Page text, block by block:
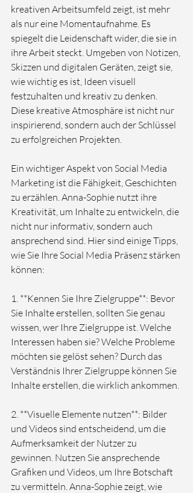
kreativen Arbeitsumfeld zeigt, ist mehr
als nur eine Momentaufnahme. Es
spiegelt die Leidenschaft wider, die sie in
ihre Arbeit steckt. Umgeben von Notizen,
Skizzen und digitalen Geräten, zeigt sie,
wie wichtig es ist, Ideen visuell
festzuhalten und kreativ zu denken.
Diese kreative Atmosphäre ist nicht nur
inspirierend, sondern auch der Schlüssel
zu erfolgreichen Projekten.
Ein wichtiger Aspekt von Social Media
Marketing ist die Fähigkeit, Geschichten
zu erzählen. Anna-Sophie nutzt ihre
Kreativität, um Inhalte zu entwickeln, die
nicht nur informativ, sondern auch
ansprechend sind. Hier sind einige Tipps,
wie Sie Ihre Social Media Präsenz stärken
können:
1. **Kennen Sie Ihre Zielgruppe**: Bevor
Sie Inhalte erstellen, sollten Sie genau
wissen, wer Ihre Zielgruppe ist. Welche
Interessen haben sie? Welche Probleme
möchten sie gelöst sehen? Durch das
Verständnis Ihrer Zielgruppe können Sie
Inhalte erstellen, die wirklich ankommen.
2. **Visuelle Elemente nutzen**: Bilder
und Videos sind entscheidend, um die
Aufmerksamkeit der Nutzer zu
gewinnen. Nutzen Sie ansprechende
Grafiken und Videos, um Ihre Botschaft
zu vermitteln. Anna-Sophie zeigt, wie